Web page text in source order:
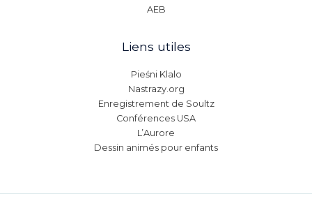
AEB
Liens utiles
Pieśni Klalo
Nastrazy.org
Enregistrement de Soultz
Conférences USA
L’Aurore
Dessin animés pour enfants